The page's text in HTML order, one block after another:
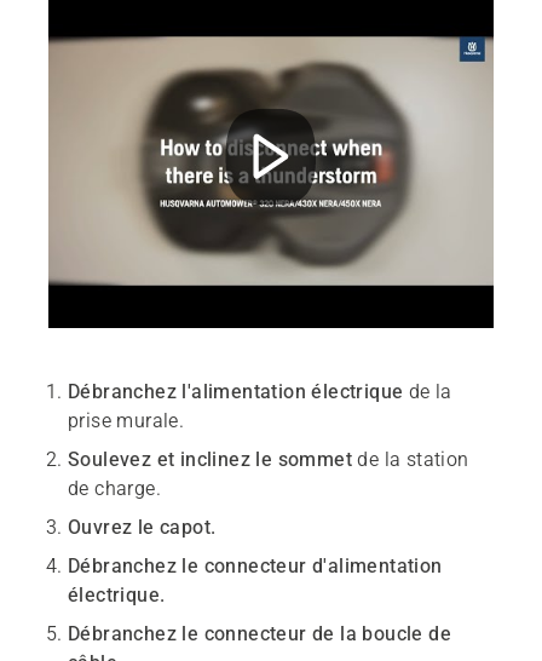
Débranchez l'alimentation électrique de la
prise murale.
Soulevez et inclinez le sommet de la station
de charge.
Ouvrez le capot.
Débranchez le connecteur d'alimentation
électrique.
Débranchez le connecteur de la boucle de